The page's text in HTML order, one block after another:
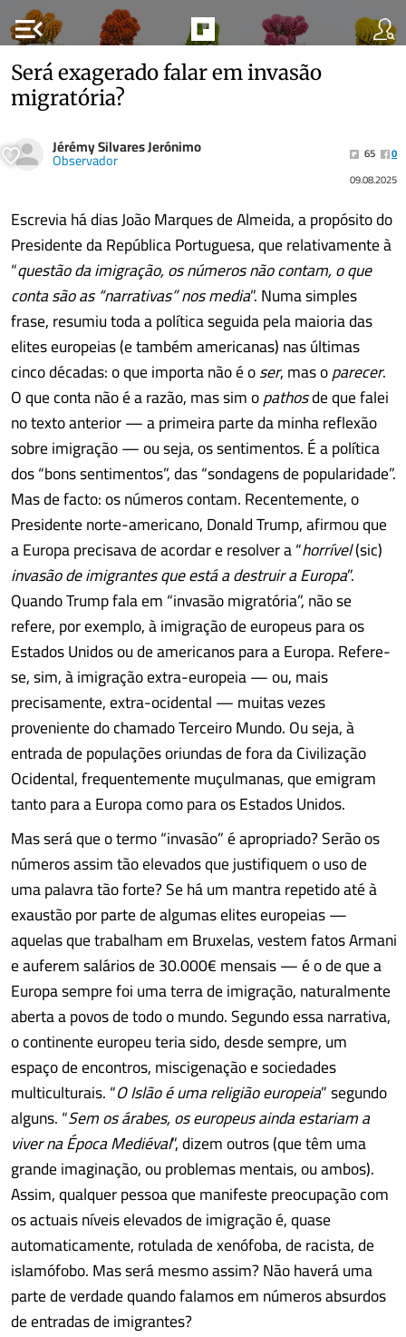
menu_open
Será exagerado falar em invasão
migratória?
Jérémy Silvares Jerónimo
Observador 65
0
09.08.2025
Escrevia há dias João Marques de Almeida, a propósito do
Presidente da República Portuguesa, que relativamente à
“questão da imigração, os números não contam, o que
conta são as “narrativas” nos media”. Numa simples
frase, resumiu toda a política seguida pela maioria das
elites europeias (e também americanas) nas últimas
cinco décadas: o que importa não é oser, mas oparecer.
O que conta não é a razão, mas sim opathosde que falei
no texto anterior — a primeira parte da minha reflexão
sobre imigração — ou seja, os sentimentos. É a política
dos “bons sentimentos”, das “sondagens de popularidade”.
Mas de facto: os números contam. Recentemente, o
Presidente norte-americano, Donald Trump, afirmou que
a Europa precisava de acordar e resolver a “horrível(sic)
invasão de imigrantes que está a destruir a Europa”.
Quando Trump fala em “invasão migratória”, não se
refere, por exemplo, à imigração de europeus para os
Estados Unidos ou de americanos para a Europa. Refere-
se, sim, à imigração extra-europeia — ou, mais
precisamente, extra-ocidental — muitas vezes
proveniente do chamado Terceiro Mundo. Ou seja, à
entrada de populações oriundas de fora da Civilização
Ocidental, frequentemente muçulmanas, que emigram
tanto para a Europa como para os Estados Unidos.
Mas será que o termo “invasão” é apropriado? Serão os
números assim tão elevados que justifiquem o uso de
uma palavra tão forte? Se há um mantra repetido até à
exaustão por parte de algumas elites europeias —
aquelas que trabalham em Bruxelas, vestem fatos Armani
e auferem salários de 30.000€ mensais — é o de que a
Europa sempre foi uma terra de imigração, naturalmente
aberta a povos de todo o mundo. Segundo essa narrativa,
o continente europeu teria sido, desde sempre, um
espaço de encontros, miscigenação e sociedades
multiculturais. “O Islão é uma religião europeia” segundo
alguns. “Sem os árabes, os europeus ainda estariam a
viver na Época Mediéval”, dizem outros (que têm uma
grande imaginação, ou problemas mentais, ou ambos).
Assim, qualquer pessoa que manifeste preocupação com
os actuais níveis elevados de imigração é, quase
automaticamente, rotulada de xenófoba, de racista, de
islamófobo. Mas será mesmo assim? Não haverá uma
parte de verdade quando falamos em números absurdos
de entradas de imigrantes?